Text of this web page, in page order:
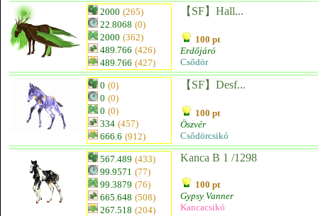
2000 (265)
22.8068 (0)
2000 (362)
489.766 (426)
489.766 (427)
【SF】Hall...
100 pt
Erdőjáró
Csődör
0 (0)
0 (0)
0 (0)
334 (457)
666.6 (912)
【SF】Desf...
100 pt
Öszvér
Csődörcsikó
567.489 (433)
99.9571 (77)
99.3879 (76)
665.648 (508)
267.518 (204)
Kanca B 1 /1298
100 pt
Gypsy Vanner
Kancacsikó